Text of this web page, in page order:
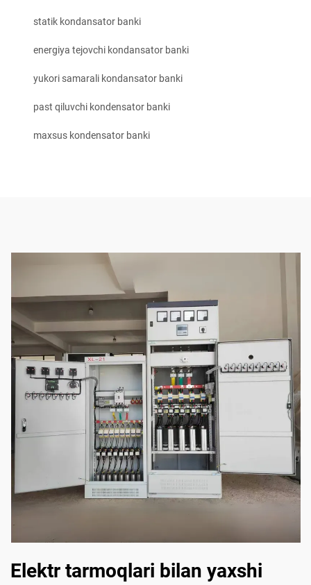
statik kondansator banki
energiya tejovchi kondansator banki
yukori samarali kondansator banki
past qiluvchi kondensator banki
maxsus kondensator banki
Elektr tarmoqlari bilan yaxshi